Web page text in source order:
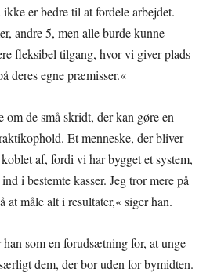
er bedre til at fordele arbejdet.
andre 5, men alle burde kunne
fleksibel tilgang, hvor vi giver plads
deres egne præmisser.«
om de små skridt, der kan gøre en
Et menneske, der bliver
af, fordi vi har bygget et system,
i bestemte kasser. Jeg tror mere på
at måle alt i resultater,« siger han.
som en forudsætning for, at unge
dem, der bor uden for bymidten.